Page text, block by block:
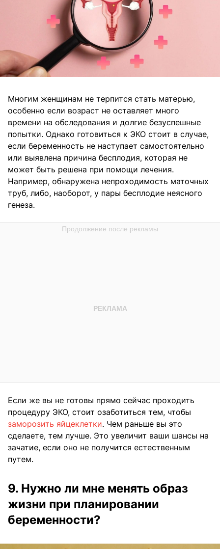
Многим женщинам не терпится стать матерью,
особенно если возраст не оставляет много
времени на обследования и долгие безуспешные
попытки. Однако готовиться к ЭКО стоит в случае,
если беременность не наступает самостоятельно
или выявлена причина бесплодия, которая не
может быть решена при помощи лечения.
Например, обнаружена непроходимость маточных
труб, либо, наоборот, у пары бесплодие неясного
генеза.
Если же вы не готовы прямо сейчас проходить
процедуру ЭКО, стоит озаботиться тем, чтобы
заморозить яйцеклетки. Чем раньше вы это
сделаете, тем лучше. Это увеличит ваши шансы на
зачатие, если оно не получится естественным
путем.
9. Нужно ли мне менять образ
жизни при планировании
беременности?